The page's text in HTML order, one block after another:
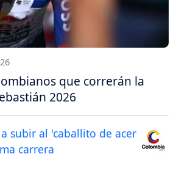
que correrán la
2026